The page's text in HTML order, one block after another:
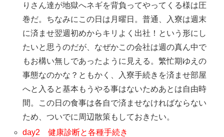
りさん達が地獄へネギを背負ってやってくる様は圧
巻だ。ちなみにこの日は月曜日。普通、入寮は週末
に済ませ翌週初めからキリよく出社！という形にし
たいと思うのだが、なぜかこの会社は週の真ん中で
もお構い無しであったように見える。繁忙期ゆえの
事態なのかな？ともかく、入寮手続きを済ませ部屋
へと入ると基本もうやる事はないためあとは自由時
間。この日の食事は各自で済ませなければならない
ため、ついでに周辺散策もしておきたい。
day2 健康診断と各種手続き